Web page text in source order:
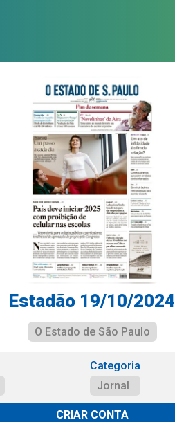
Estadão 19/10/2024
O Estado de São Paulo
Categoria
Jornal
CRIAR CONTA